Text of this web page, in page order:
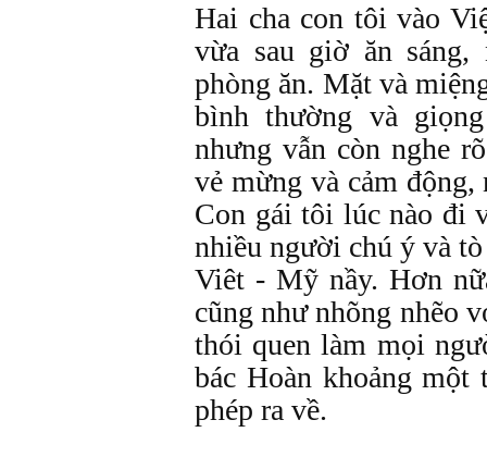
Hai cha con tôi vào
vừa sau giờ ăn sáng,
phòng ăn. Mặt và
bình thường và
nhưng vẫn còn nghe
vẻ mừng và cảm
Con gái tôi lúc nào đi
nhiều người chú ý và
Viêt - Mỹ nầy. Hơn
cũng như nhõng nhẽo
thói quen làm mọi
bác Hoàn khoảng một
phép ra về.